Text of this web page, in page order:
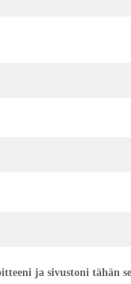
ja sivustoni tähän